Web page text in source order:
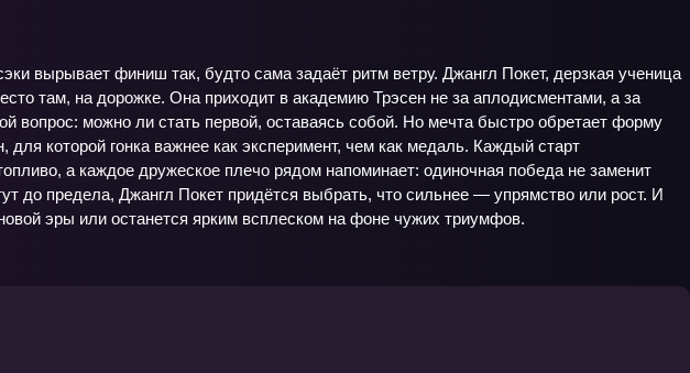
вырывает финиш так, будто сама задаёт ритм ветру. Джангл Покет, дерзкая ученица
там, на дорожке. Она приходит в академию Трэсен не за аплодисментами, а за
вопрос: можно ли стать первой, оставаясь собой. Но мечта быстро обретает форму
которой гонка важнее как эксперимент, чем как медаль. Каждый старт
а каждое дружеское плечо рядом напоминает: одиночная победа не заменит
до предела, Джангл Покет придётся выбрать, что сильнее — упрямство или рост. И
эры или останется ярким всплеском на фоне чужих триумфов.